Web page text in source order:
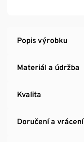
výborně se nosí
Popis výrobku
Materiál a údržba
Kvalita
Doručení a vrácení